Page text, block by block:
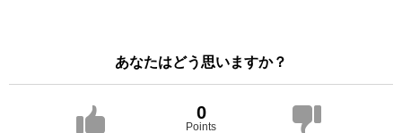
あなたはどう思いますか？
0
Points